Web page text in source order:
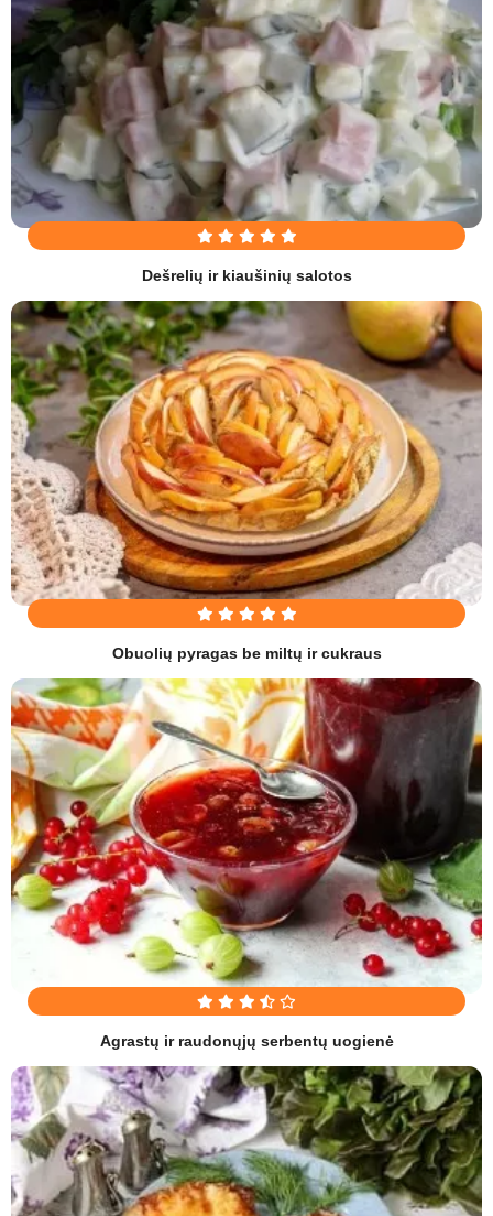
Dešrelių ir kiaušinių salotos
Obuolių pyragas be miltų ir cukraus
Agrastų ir raudonųjų serbentų uogienė